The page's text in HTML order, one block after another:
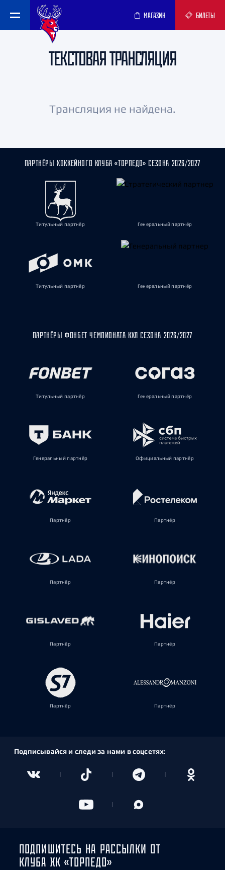
МАГАЗИН БИЛЕТЫ
ТЕКСТОВАЯ ТРАНСЛЯЦИЯ
Трансляция не найдена.
ПАРТНЁРЫ ХОККЕЙНОГО КЛУБА «ТОРПЕДО» СЕЗОНА 2026/2027
Титульный партнёр Генеральный партнёр
Титульный партнёр Генеральный партнёр
ПАРТНЁРЫ ФОНБЕТ ЧЕМПИОНАТА КХЛ СЕЗОНА 2026/2027
Титульный партнёр Генеральный партнёр
Генеральный партнёр Официальный партнёр
Партнёр Партнёр
Партнёр Партнёр
Партнёр Партнёр
Партнёр Партнёр
Подписывайся и следи за нами в соцсетях:
ПОДПИШИТЕСЬ НА РАССЫЛКИ ОТ
КЛУБА ХК «ТОРПЕДО»